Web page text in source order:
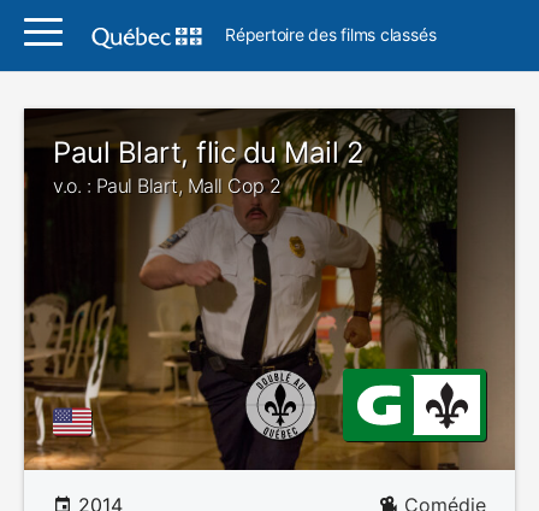
Répertoire des films classés
Paul Blart, flic du Mail 2
v.o. : Paul Blart, Mall Cop 2
2014 Comédie